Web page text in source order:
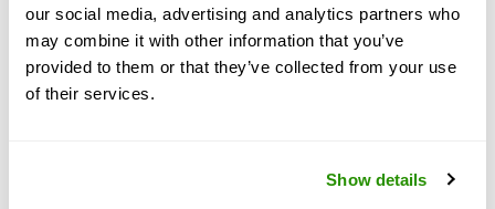
our social media, advertising and analytics partners who
may combine it with other information that you’ve
provided to them or that they’ve collected from your use
of their services.
Show details
Durchflussmenge 750 l/min.
Lieferung erfolgt ohne Kupplungen und ohne
diese müssen